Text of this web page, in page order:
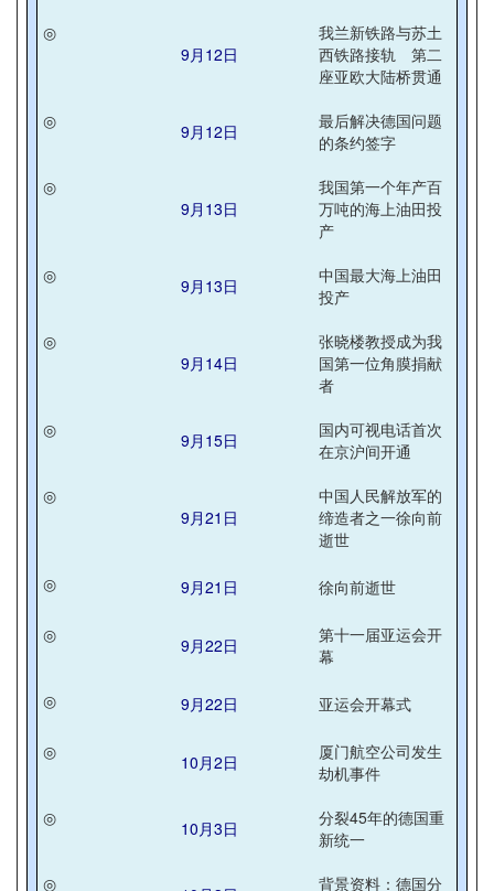
◎
9月12日
我兰新铁路与苏土
西铁路接轨 第二
座亚欧大陆桥贯通
◎
9月12日
最后解决德国问题
的条约签字
◎
9月13日
我国第一个年产百
万吨的海上油田投
产
◎
9月13日
中国最大海上油田
投产
◎
9月14日
张晓楼教授成为我
国第一位角膜捐献
者
◎
9月15日
国内可视电话首次
在京沪间开通
◎
9月21日
中国人民解放军的
缔造者之一徐向前
逝世
◎
9月21日 徐向前逝世
◎ 9月22日
第十一届亚运会开
幕
◎
9月22日 亚运会开幕式
◎ 10月2日
厦门航空公司发生
劫机事件
◎
10月3日
分裂45年的德国重
新统一
◎
背景资料：德国分